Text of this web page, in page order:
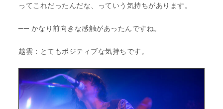
ってこれだったんだな、っていう気持ちがあります。
── かなり前向きな感触があったんですね。
越雲：とてもポジティブな気持ちです。